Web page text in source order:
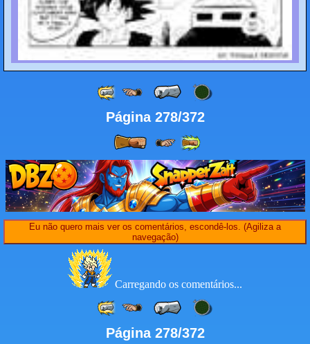
Página 278/372
Eu não quero mais ver os comentários, escondê-los. (Agiliza a
navegação)
Carregando os comentários...
Página 278/372